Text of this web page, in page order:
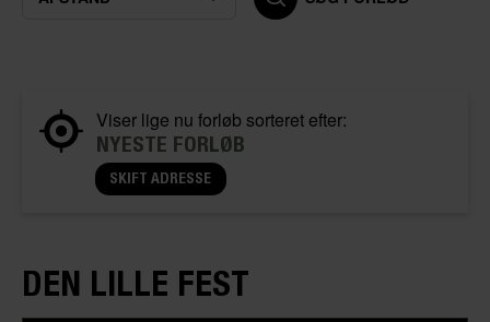
Viser lige nu forløb sorteret efter:
NYESTE FORLØB
SKIFT ADRESSE
DEN LILLE FEST